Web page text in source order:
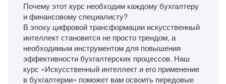
Почему этот курс необходим каждому бухгалтеру
и финансовому специалисту?
В эпоху цифровой трансформации искусственный
интеллект становится не просто трендом, а
необходимым инструментом для повышения
эффективности бухгалтерских процессов. Наш
курс «Искусственный интеллект и его применение
в бухгалтерии» поможет вам освоить передовые